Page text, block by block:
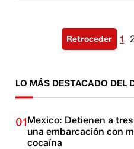
Retroceder 1
LO MÁS DESTACADO DEL
01Mexico: Detienen a
una embarcación con
cocaína